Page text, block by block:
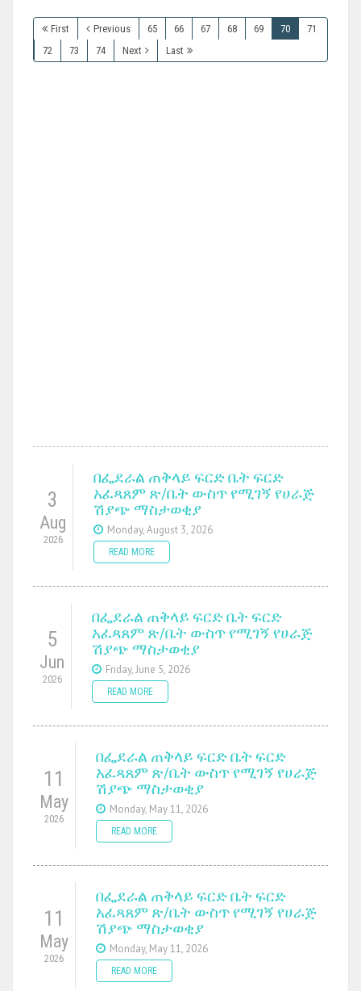
First Previous 65 66 67 68 69 70
71
72
73 74 Next Last
3
Aug
2026
በፌደራል ጠቅላይ ፍርድ ቤት ፍርድ
አፈጻጸም ጽ/ቤት ውስጥ የሚገኝ የሀራጅ
ሽያጭ ማስታወቂያ
Monday, August 3, 2026
READ MORE
5
Jun
2026
በፌደራል ጠቅላይ ፍርድ ቤት ፍርድ
አፈጻጸም ጽ/ቤት ውስጥ የሚገኝ የሀራጅ
ሽያጭ ማስታወቂያ
Friday, June 5, 2026
READ MORE
11
May
2026
በፌደራል ጠቅላይ ፍርድ ቤት ፍርድ
አፈጻጸም ጽ/ቤት ውስጥ የሚገኝ የሀራጅ
ሽያጭ ማስታወቂያ
Monday, May 11, 2026
READ MORE
11
May
2026
በፌደራል ጠቅላይ ፍርድ ቤት ፍርድ
አፈጻጸም ጽ/ቤት ውስጥ የሚገኝ የሀራጅ
ሽያጭ ማስታወቂያ
Monday, May 11, 2026
READ MORE